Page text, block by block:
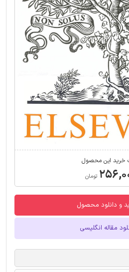
خرید این محصول
تومان
و دانلود محصول
مقاله انگلیسی